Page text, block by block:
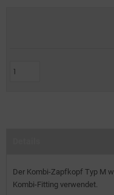
Der Kombi-Zapfkopf Typ M
Kombi-Fitting verwendet.